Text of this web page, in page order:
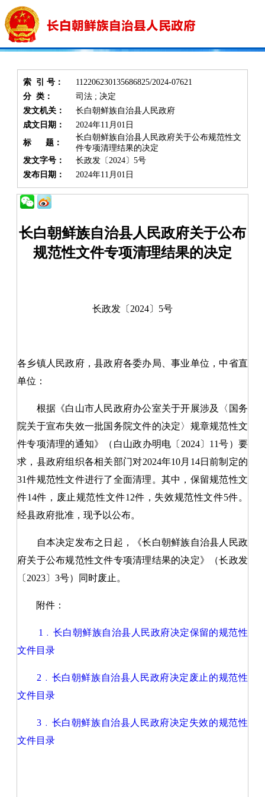
索 引 号：
112206230135686825/2024-07621
分 类：
司法 ; 决定
发文机关：
长白朝鲜族自治县人民政府
成文日期：
2024年11月01日
标 题：
长白朝鲜族自治县人民政府关于公布规范性文
件专项清理结果的决定
发文字号：
长政发〔2024〕5号
发布日期：
2024年11月01日
长白朝鲜族自治县人民政府关于公布
规范性文件专项清理结果的决定
长政发〔2024〕5号
各乡镇人民政府，县政府各委办局、事业单位，中省直
单位：
根据《白山市人民政府办公室关于开展涉及〈国务
院关于宣布失效一批国务院文件的决定〉规章规范性文
件专项清理的通知》（白山政办明电〔2024〕11号）要
求，县政府组织各相关部门对2024年10月14日前制定的
31件规范性文件进行了全面清理。其中，保留规范性文
件14件，废止规范性文件12件，失效规范性文件5件。
经县政府批准，现予以公布。
自本决定发布之日起，《长白朝鲜族自治县人民政
府关于公布规范性文件专项清理结果的决定》（长政发
〔2023〕3号）同时废止。
附件：
1﹒长白朝鲜族自治县人民政府决定保留的规范性
文件目录
2﹒长白朝鲜族自治县人民政府决定废止的规范性
文件目录
3﹒长白朝鲜族自治县人民政府决定失效的规范性
文件目录